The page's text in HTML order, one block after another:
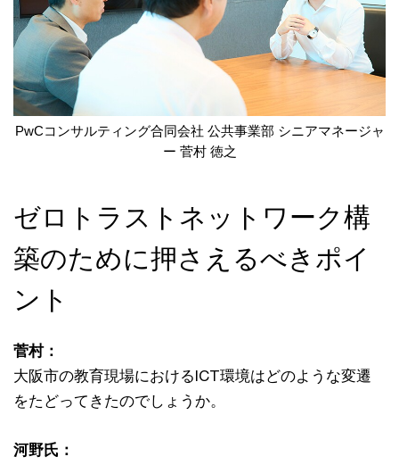
PwCコンサルティング合同会社 公共事業部 シニアマネージャ
ー 菅村 徳之
ゼロトラストネットワーク構
築のために押さえるべきポイ
ント
菅村：
大阪市の教育現場におけるICT環境はどのような変遷
をたどってきたのでしょうか。
河野氏：